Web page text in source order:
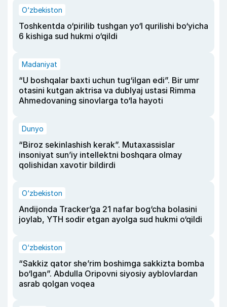
O‘zbekiston
Toshkentda o‘pirilib tushgan yo‘l qurilishi bo‘yicha
6 kishiga sud hukmi o‘qildi
Madaniyat
“U boshqalar baxti uchun tug‘ilgan edi”. Bir umr
otasini kutgan aktrisa va dublyaj ustasi Rimma
Ahmedovaning sinovlarga to‘la hayoti
Dunyo
“Biroz sekinlashish kerak”. Mutaxassislar
insoniyat sun’iy intellektni boshqara olmay
qolishidan xavotir bildirdi
O‘zbekiston
Andijonda Tracker’ga 21 nafar bog‘cha bolasini
joylab, YTH sodir etgan ayolga sud hukmi o‘qildi
O‘zbekiston
“Sakkiz qator she’rim boshimga sakkizta bomba
bo‘lgan”. Abdulla Oripovni siyosiy ayblovlardan
asrab qolgan voqea